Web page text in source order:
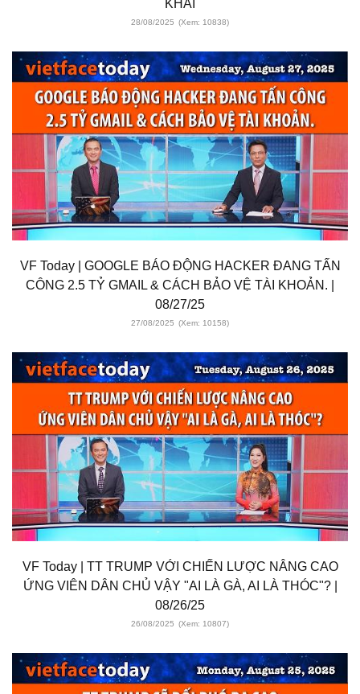
KHAI
28/08/2025 (Xem: 10838)
VF Today | GOOGLE BÁO ĐỘNG HACKER ĐANG TẤN
CÔNG 2.5 TỶ GMAIL & CÁCH BẢO VỆ TÀI KHOẢN. |
08/27/25
27/08/2025 (Xem: 10158)
VF Today | TT TRUMP VỚI CHIẾN LƯỢC NÂNG CAO
ỨNG VIÊN DÂN CHỦ VẬY "AI LÀ GÀ, AI LÀ THÓC"? |
08/26/25
26/08/2025 (Xem: 10807)